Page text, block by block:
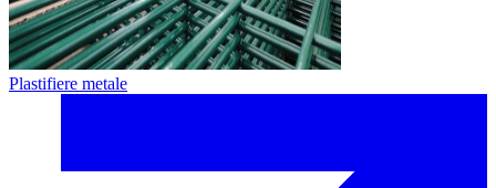
Plastifiere metale